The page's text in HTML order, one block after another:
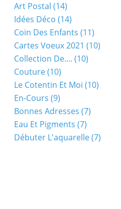
Art Postal (14)
Idées Déco (14)
Coin Des Enfants (11)
Cartes Voeux 2021 (10)
Collection De.... (10)
Couture(10)
Le Cotentin Et Moi (10)
En-Cours (9)
Bonnes Adresses (7)
Eau Et Pigments (7)
Débuter L'aquarelle(7)